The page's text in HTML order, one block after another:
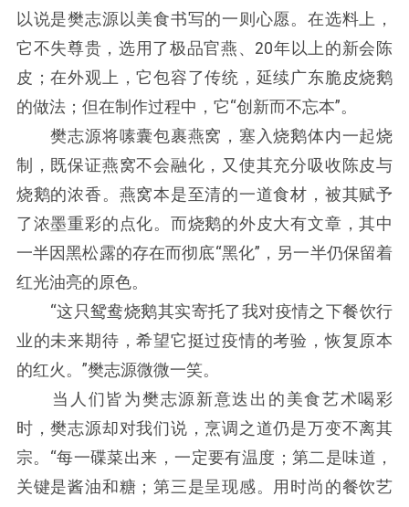
以说是樊志源以美食书写的一则心愿。在选料上，
它不失尊贵，选用了极品官燕、20年以上的新会陈
皮；在外观上，它包容了传统，延续广东脆皮烧鹅
的做法；但在制作过程中，它“创新而不忘本”。
樊志源将嗉囊包裹燕窝，塞入烧鹅体内一起烧
制，既保证燕窝不会融化，又使其充分吸收陈皮与
烧鹅的浓香。燕窝本是至清的一道食材，被其赋予
了浓墨重彩的点化。而烧鹅的外皮大有文章，其中
一半因黑松露的存在而彻底“黑化”，另一半仍保留着
红光油亮的原色。
“这只鸳鸯烧鹅其实寄托了我对疫情之下餐饮行
业的未来期待，希望它挺过疫情的考验，恢复原本
的红火。”樊志源微微一笑。
当人们皆为樊志源新意迭出的美食艺术喝彩
时，樊志源却对我们说，烹调之道仍是万变不离其
宗。“每一碟菜出来，一定要有温度；第二是味道，
关键是酱油和糖；第三是呈现感。用时尚的餐饮艺